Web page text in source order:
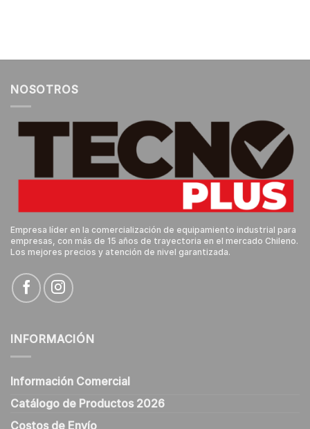
NOSOTROS
Empresa líder en la comercialización de equipamiento industrial para
empresas, con más de 15 años de trayectoria en el mercado Chileno.
Los mejores precios y atención de nivel garantizada.
INFORMACIÓN
Información Comercial
Catálogo de Productos 2026
Costos de Envío